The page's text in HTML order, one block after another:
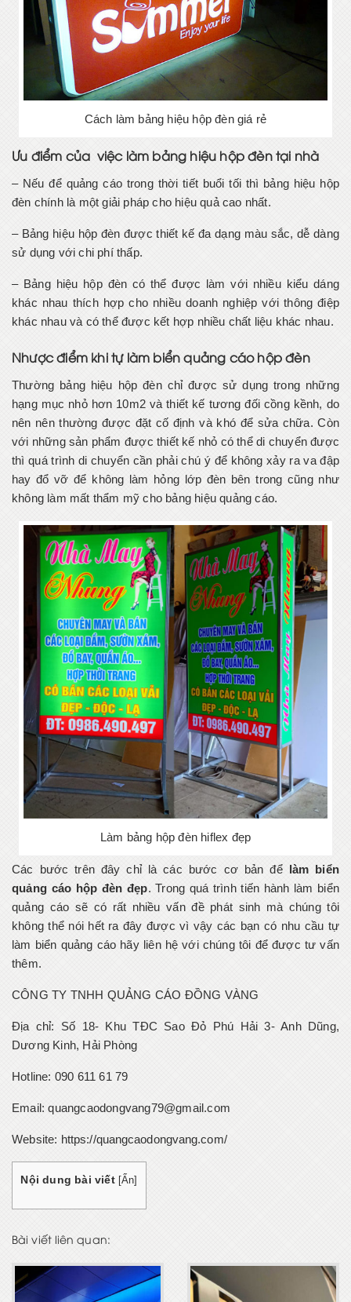
Cách làm bảng hiệu hộp đèn giá rẻ
Ưu điểm của việc làm bảng hiệu hộp đèn tại nhà
– Nếu để quảng cáo trong thời tiết buổi tối thì bảng hiệu hộp
đèn chính là một giải pháp cho hiệu quả cao nhất.
– Bảng hiệu hộp đèn được thiết kế đa dạng màu sắc, dễ dàng
sử dụng với chi phí thấp.
– Bảng hiệu hộp đèn có thể được làm với nhiều kiểu dáng
khác nhau thích hợp cho nhiều doanh nghiệp với thông điệp
khác nhau và có thể được kết hợp nhiều chất liệu khác nhau.
Nhược điểm khi tự làm biển quảng cáo hộp đèn
Thường bảng hiệu hộp đèn chỉ được sử dụng trong những
hạng mục nhỏ hơn 10m2 và thiết kế tương đối cồng kềnh, do
nên nên thường được đặt cố định và khó để sửa chữa. Còn
với những sản phẩm được thiết kế nhỏ có thể di chuyển được
thì quá trình di chuyển cần phải chú ý để không xảy ra va đập
hay đổ vỡ để không làm hỏng lớp đèn bên trong cũng như
không làm mất thẩm mỹ cho bảng hiệu quảng cáo.
Làm bảng hộp đèn hiflex đẹp
Các bước trên đây chỉ là các bước cơ bản để làm biển
quảng cáo hộp đèn đẹp. Trong quá trình tiến hành làm biển
quảng cáo sẽ có rất nhiều vấn đề phát sinh mà chúng tôi
không thể nói hết ra đây được vì vậy các bạn có nhu cầu tự
làm biển quảng cáo hãy liên hệ với chúng tôi để được tư vấn
thêm.
CÔNG TY TNHH QUẢNG CÁO ĐỒNG VÀNG
Địa chỉ: Số 18- Khu TĐC Sao Đỏ Phú Hải 3- Anh Dũng,
Dương Kinh, Hải Phòng
Hotline: 090 611 61 79
Email: quangcaodongvang79@gmail.com
Website: https://quangcaodongvang.com/
Nội dung bài viết [Ẩn]
Bài viết liên quan: